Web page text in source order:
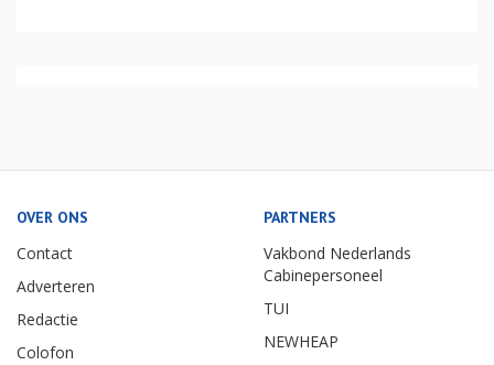
OVER ONS
Contact
Adverteren
Redactie
Colofon
PARTNERS
Vakbond Nederlands
Cabinepersoneel
TUI
NEWHEAP